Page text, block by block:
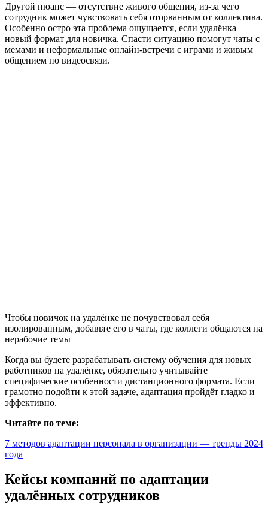
Другой нюанс — отсутствие живого общения, из-за чего
сотрудник может чувствовать себя оторванным от коллектива.
Особенно остро эта проблема ощущается, если удалёнка —
новый формат для новичка. Спасти ситуацию помогут чаты с
мемами и неформальные онлайн-встречи с играми и живым
общением по видеосвязи.
Чтобы новичок на удалёнке не почувствовал себя
изолированным, добавьте его в чаты, где коллеги общаются на
нерабочие темы
Когда вы будете разрабатывать систему обучения для новых
работников на удалёнке, обязательно учитывайте
специфические особенности дистанционного формата. Если
грамотно подойти к этой задаче, адаптация пройдёт гладко и
эффективно.
Читайте по теме:
7 методов адаптации персонала в организации — тренды 2024
года
Кейсы компаний по адаптации
удалённых сотрудников